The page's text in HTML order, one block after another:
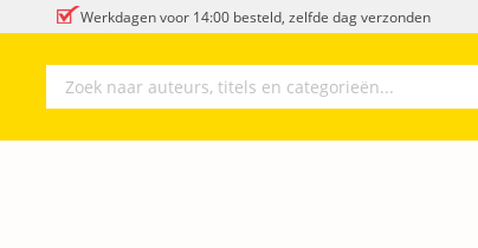
Werkdagen voor 14:00 besteld, zelfde dag verzonden